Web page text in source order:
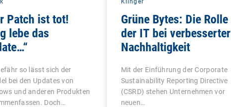
Patch ist tot!
lebe das
so lässt sich der
bei den Updates von
und anderen Produkten
Doch…
Klinger
Grüne Bytes: Die Rolle
der IT bei verbesserter
Nachhaltigkeit
Mit der Einführung der Corporate
Sustainability Reporting Directive
(CSRD) stehen Unternehmen vor
neuen…